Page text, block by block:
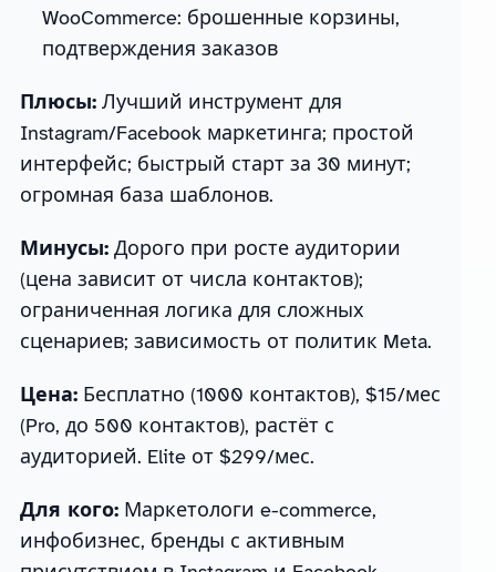
WooCommerce: брошенные корзины,
подтверждения заказов
Плюсы:Лучший инструмент для
Instagram/Facebook маркетинга; простой
интерфейс; быстрый старт за 30 минут;
огромная база шаблонов.
Минусы:Дорого при росте аудитории
(цена зависит от числа контактов);
ограниченная логика для сложных
сценариев; зависимость от политик Meta.
Цена:Бесплатно (1000 контактов), $15/мес
(Pro, до 500 контактов), растёт с
аудиторией. Elite от $299/мес.
Для кого:Маркетологи e-commerce,
инфобизнес, бренды с активным